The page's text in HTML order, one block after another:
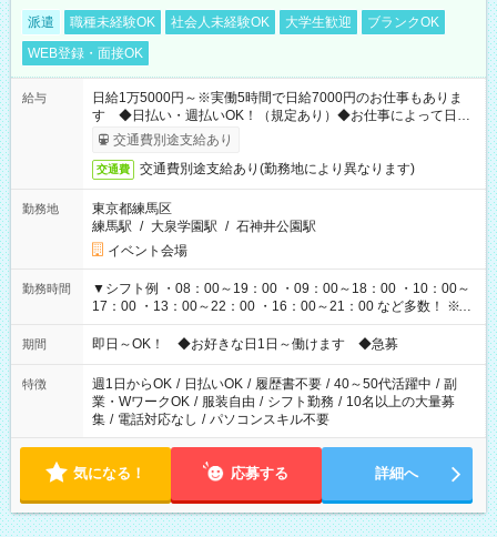
派遣 職種未経験OK 社会人未経験OK 大学生歓迎
ブランクOK
WEB登録・面接OK
給与
日給1万5000円～※実働5時間で日給7000円のお仕事もありま
す ◆日払い・週払いOK！（規定あり）◆お仕事によって日給
も異なります
交通費別途支給あり
交通費 交通費別途支給あり(勤務地により異なります)
勤務地
東京都練馬区
練馬駅 / 大泉学園駅 / 石神井公園駅
イベント会場
勤務時間
▼シフト例 ・08：00～19：00 ・09：00～18：00 ・10：00～
17：00 ・13：00～22：00 ・16：00～21：00 など多数！ ※お
仕事により勤務時間が異なります
期間 即日～OK！ ◆お好きな日1日～働けます ◆急募
特徴 週1日からOK / 日払いOK / 履歴書不要 / 40～50代活躍中 / 副
業・WワークOK / 服装自由 / シフト勤務 / 10名以上の大量募
集 / 電話対応なし / パソコンスキル不要
気になる！ 応募する 詳細へ